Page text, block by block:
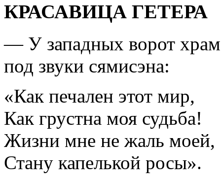
КРАСАВИЦА ГЕТЕРА
— У западных ворот
под звуки сямисэна:
«Как печален этот мир,
Как грустна моя судьба!
Жизни мне не жаль моей,
Стану капелькой росы».